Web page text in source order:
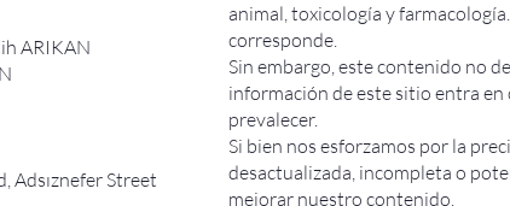
ARIKAN
Adsıznefer Street
animal, toxicología y
corresponde.
Sin embargo, este contenido no
información de este sitio entra
prevalecer.
Si bien nos esforzamos por la
desactualizada, incompleta o
mejorar nuestro contenido.